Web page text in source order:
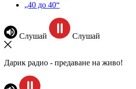
„40 до 40“
Слушай Слушай
Дарик радио - предаване на живо!